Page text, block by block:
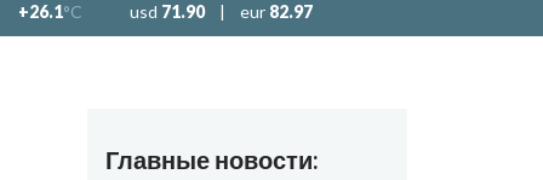
+26.1°C usd 71.90 | eur 82.97
Главные новости: